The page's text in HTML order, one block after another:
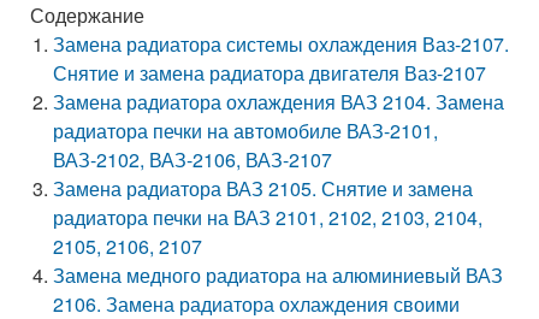
Содержание
Замена радиатора системы охлаждения Ваз-2107.
Снятие и замена радиатора двигателя Ваз-2107
Замена радиатора охлаждения ВАЗ 2104. Замена
радиатора печки на автомобиле ВАЗ-2101,
ВАЗ-2102, ВАЗ-2106, ВАЗ-2107
Замена радиатора ВАЗ 2105. Снятие и замена
радиатора печки на ВАЗ 2101, 2102, 2103, 2104,
2105, 2106, 2107
Замена медного радиатора на алюминиевый ВАЗ
2106. Замена радиатора охлаждения своими